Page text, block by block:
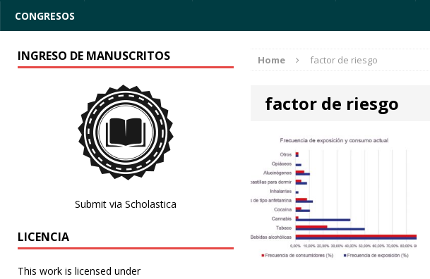
CONGRESOS
Home factor de riesgo
factor de riesgo
INGRESO DE MANUSCRITOS
Submit via Scholastica
LICENCIA
This work is licensed under